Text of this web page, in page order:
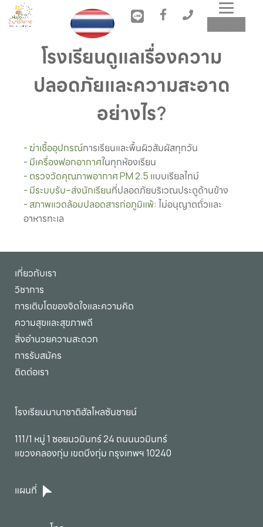
โรงเรียนดูแลเรื่องความ
ปลอดภัยและความสะอาด
อย่างไร?
- ฆ่าเชื้ออุปกรณ์การเรียนและพื้นผิวสัมผัสทุกวัน
- มีเครื่องฟอกอากาศในทุกห้องเรียน
- ตรวจวัดคุณภาพอากาศ PM 2.5 แบบเรียลไทม์
- มีระบบรับ–ส่งนักเรียนที่ปลอดภัยบริเวณประตูด้านข้าง
- สภาพแวดล้อมปลอดสารก่อภูมิแพ้: ไม่อนุญาตถั่วและ
เกี่ยวกับเรา
วิชาการ
การเติบโตของจิตใจและความคิด
ความสุขและสุขภาพดี
สิ่งอำนวยความสะดวก
การรับสมัคร
ติดต่อเรา
โรงเรียนนานาชาติฮัลโหลซันชายน์
111/1 หมู่ 1 ซอยนวมินทร์ 24 ถนนนวมินทร์
แขวงคลองกุ่ม เขตบึงกุ่ม กรุงเทพฯ 10240
แผนที่